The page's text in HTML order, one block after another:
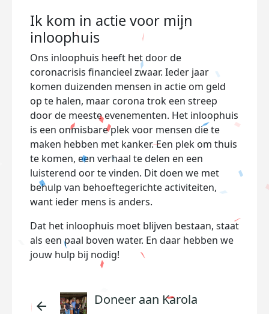
Ik kom in actie voor mijn
inloophuis
Ons inloophuis heeft het door de
coronacrisis financieel zwaar. Ieder jaar
komen duizenden mensen in actie om geld
op te halen, maar corona trok een streep
door de meeste evenementen. Het inloophuis
is een onmisbare plek voor mensen die te
maken hebben met kanker. Een plek om thuis
te komen, een verhaal te delen en een
luisterend oor te vinden. Dit doen we met
behulp van behoeftegerichte activiteiten,
want ieder mens is anders.
Dat het inloophuis moet blijven bestaan, staat
als een paal boven water. En daar hebben we
jouw hulp bij nodig!
arrow_back Doneer aan Karola